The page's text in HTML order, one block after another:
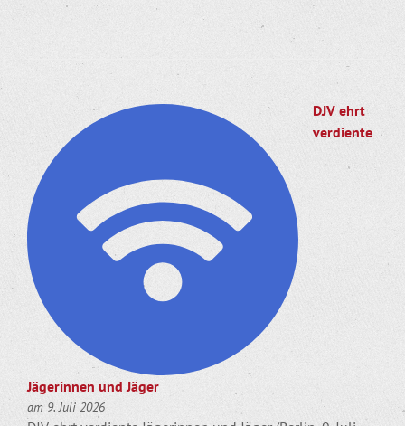
DJV ehrt
verdiente
Jägerinnen und Jäger
am 9. Juli 2026